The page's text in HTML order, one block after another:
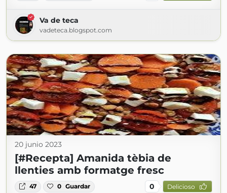
Va de teca
vadeteca.blogspot.com
20 junio 2023
[#Recepta] Amanida tèbia de
llenties amb formatge fresc
47 0 Guardar 0 Delicioso